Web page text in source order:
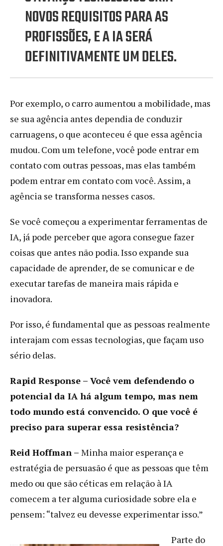
NOVOS REQUISITOS PARA AS
PROFISSÕES, E A IA SERÁ
DEFINITIVAMENTE UM DELES.
Por exemplo, o carro aumentou a mobilidade, mas
se sua agência antes dependia de conduzir
carruagens, o que aconteceu é que essa agência
mudou. Com um telefone, você pode entrar em
contato com outras pessoas, mas elas também
podem entrar em contato com você. Assim, a
agência se transforma nesses casos.
Se você começou a experimentar ferramentas de
IA, já pode perceber que agora consegue fazer
coisas que antes não podia. Isso expande sua
capacidade de aprender, de se comunicar e de
executar tarefas de maneira mais rápida e
inovadora.
Por isso, é fundamental que as pessoas realmente
interajam com essas tecnologias, que façam uso
sério delas.
Rapid Response – Você vem defendendo o
potencial da IA há algum tempo, mas nem
todo mundo está convencido. O que você é
preciso para superar essa resistência?
Reid Hoffman – Minha maior esperança e
estratégia de persuasão é que as pessoas que têm
medo ou que são céticas em relação à IA
comecem a ter alguma curiosidade sobre ela e
pensem: “talvez eu devesse experimentar isso.”
Parte do